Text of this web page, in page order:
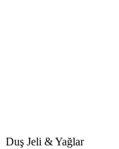
Duş Jeli & Yağlar